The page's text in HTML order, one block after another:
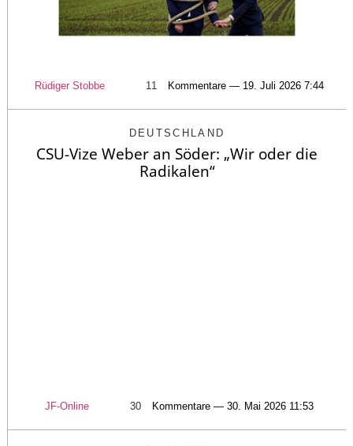
Rüdiger Stobbe 11 Kommentare — 19. Juli 2026 7:44
DEUTSCHLAND
CSU-Vize Weber an Söder: „Wir oder die
Radikalen“
JF-Online 30 Kommentare — 30. Mai 2026 11:53